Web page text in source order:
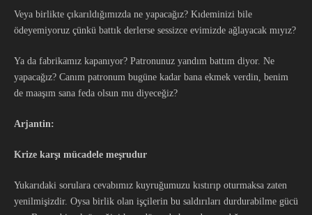
Veya birlikte çıkarıldığımızda ne yapacağız? Kıdeminizi bile
ödeyemiyoruz çünkü battık derlerse sessizce evimizde ağlayacak mıyız?
Ya da fabrikamız kapanıyor? Patronunuz yandım battım diyor. Ne
yapacağız? Canım patronum bugüne kadar bana ekmek verdin, benim
de maaşım sana feda olsun mu diyeceğiz?
Arjantin:
Krize karşı mücadele meşrudur
Yukarıdaki sorulara cevabımız kuyruğumuzu kıstırıp oturmaksa zaten
yenilmişizdir. Oysa birlik olan işçilerin bu saldırıları durdurabilme gücü